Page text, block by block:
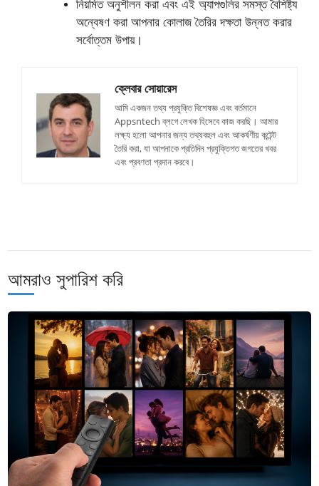
নিয়মিত অনুশীলন করা এবং এই অ্যাপগুলির সমস্ত বৈশিষ্ট্য
অন্বেষণ করা আপনার কোলাজ তৈরির দক্ষতা উন্নত করার
সর্বোত্তম উপায়।
ক্লেবার সোয়ারেস
আমি একজন তথ্য প্রযুক্তি বিশেষজ্ঞ এবং বর্তমানে
Appsntech ব্লগে লেখক হিসেবে কাজ করছি। আমার
লক্ষ্য হলো আপনার জন্য তথ্যবহুল এবং আকর্ষণীয় কন্টেন্ট
তৈরি করা, যা আপনাকে প্রতিদিন প্রযুক্তিগত জগতের খবর
এবং প্রবণতা প্রদান করবে।
আমরাও সুপারিশ করি